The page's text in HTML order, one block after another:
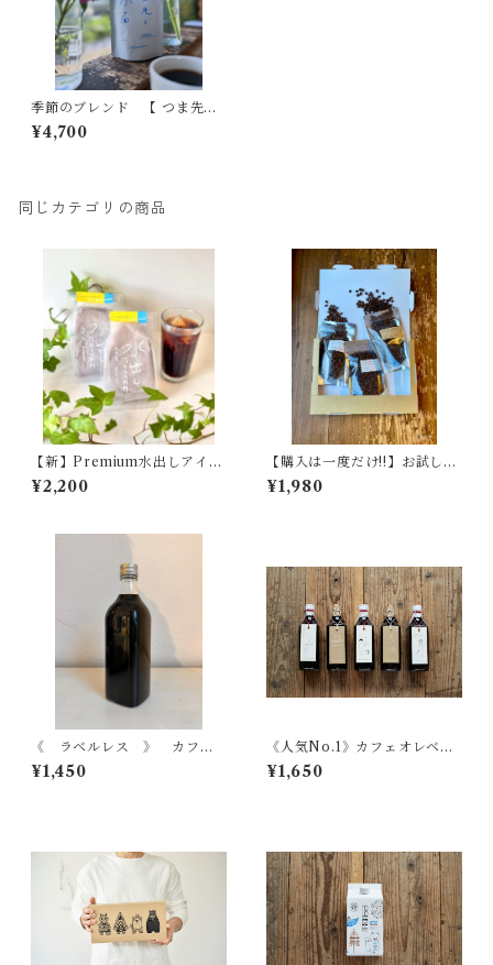
季節のブレンド 【 つま先と
水面 】 浅煎り 500ｇ ✳︎
パッケージは写真と異なりま
¥4,700
同じカテゴリの商品
【新】Premium水出しアイス
コーヒー
¥2,200
【購入は一度だけ!!】お試し定
番ブレンド＃７・＃８・＃９
【各50ｇ詰め合わせ】
¥1,980
《 ラベルレス 》 カフェ
オレベース 500ml
¥1,450
《人気No.1》カフェオレベー
ス 500ml
¥1,650